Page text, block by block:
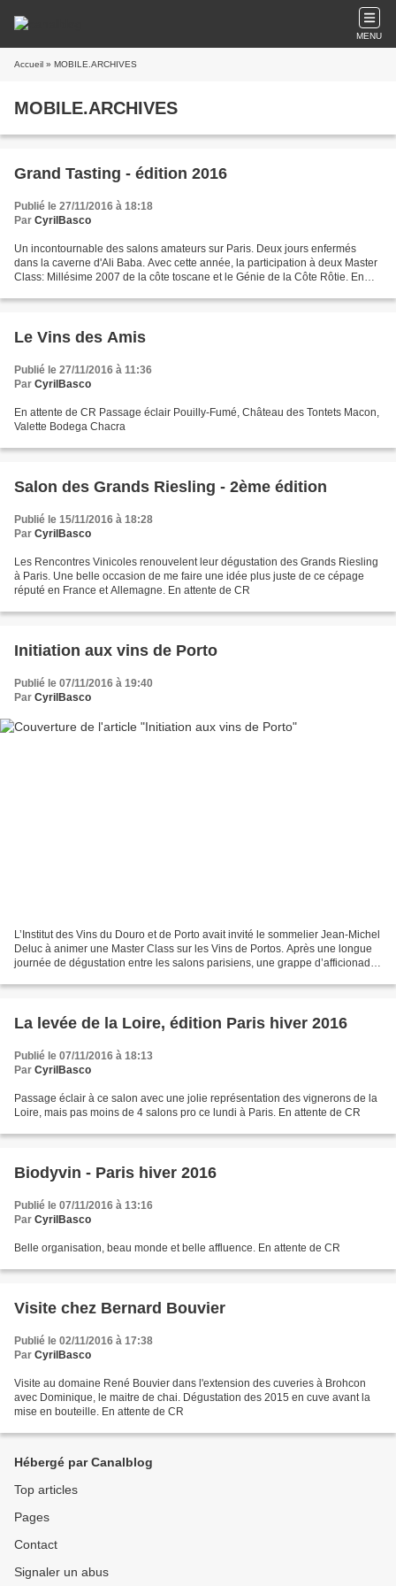
MENU
Accueil » MOBILE.ARCHIVES
MOBILE.ARCHIVES
Grand Tasting - édition 2016
Publié le 27/11/2016 à 18:18
Par CyrilBasco
Un incontournable des salons amateurs sur Paris. Deux jours enfermés
dans la caverne d'Ali Baba. Avec cette année, la participation à deux Master
Class: Millésime 2007 de la côte toscane et le Génie de la Côte Rôtie. En
Le Vins des Amis
Publié le 27/11/2016 à 11:36
Par CyrilBasco
En attente de CR Passage éclair Pouilly-Fumé, Château des Tontets Macon,
Valette Bodega Chacra
Salon des Grands Riesling - 2ème édition
Publié le 15/11/2016 à 18:28
Par CyrilBasco
Les Rencontres Vinicoles renouvelent leur dégustation des Grands Riesling
à Paris. Une belle occasion de me faire une idée plus juste de ce cépage
réputé en France et Allemagne. En attente de CR
Initiation aux vins de Porto
Publié le 07/11/2016 à 19:40
Par CyrilBasco
L’Institut des Vins du Douro et de Porto avait invité le sommelier Jean-Michel
Deluc à animer une Master Class sur les Vins de Portos. Après une longue
journée de dégustation entre les salons parisiens, une grappe d’afficionados
La levée de la Loire, édition Paris hiver 2016
Publié le 07/11/2016 à 18:13
Par CyrilBasco
Passage éclair à ce salon avec une jolie représentation des vignerons de la
Loire, mais pas moins de 4 salons pro ce lundi à Paris. En attente de CR
Biodyvin - Paris hiver 2016
Publié le 07/11/2016 à 13:16
Par CyrilBasco
Belle organisation, beau monde et belle affluence. En attente de CR
Visite chez Bernard Bouvier
Publié le 02/11/2016 à 17:38
Par CyrilBasco
Visite au domaine René Bouvier dans l'extension des cuveries à Brohcon
avec Dominique, le maitre de chai. Dégustation des 2015 en cuve avant la
mise en bouteille. En attente de CR
Hébergé par Canalblog
Top articles
Pages
Contact
Signaler un abus